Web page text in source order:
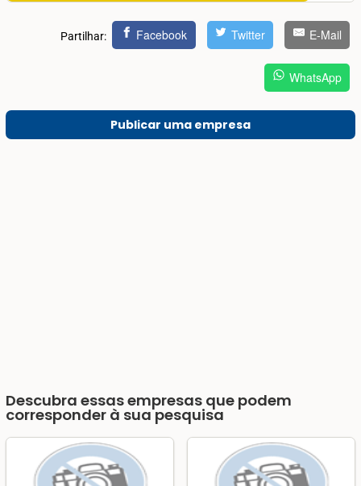
Partilhar: Facebook Twitter E-Mail
WhatsApp
Publicar uma empresa
Descubra essas empresas que podem
corresponder à sua pesquisa